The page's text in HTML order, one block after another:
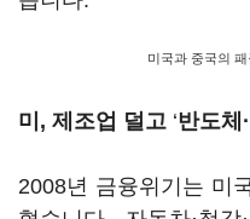
미국과 중국의
미, 제조업 덜고 ‘반도체
2008년 금융위기는 미